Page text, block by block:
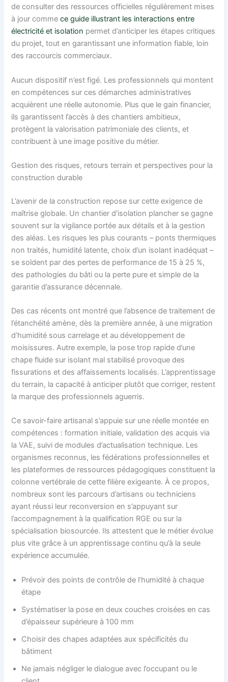
de consulter des ressources officielles régulièrement mises
à jour commece guide illustrant les interactions entre
électricité et isolation permet d’anticiper les étapes critiques
du projet, tout en garantissant une information fiable, loin
des raccourcis commerciaux.
Aucun dispositif n’est figé. Les professionnels qui montent
en compétences sur ces démarches administratives
acquièrent une réelle autonomie. Plus que le gain financier,
ils garantissent l’accès à des chantiers ambitieux,
protègent la valorisation patrimoniale des clients, et
contribuent à une image positive du métier.
Gestion des risques, retours terrain et perspectives pour la
construction durable
L’avenir de la construction repose sur cette exigence de
maîtrise globale. Un chantier d’isolation plancher se gagne
souvent sur la vigilance portée aux détails et à la gestion
des aléas. Les risques les plus courants – ponts thermiques
non traités, humidité latente, choix d’un isolant inadéquat –
se soldent par des pertes de performance de 15 à 25 %,
des pathologies du bâti ou la perte pure et simple de la
garantie d’assurance décennale.
Des cas récents ont montré que l’absence de traitement de
l’étanchéité amène, dès la première année, à une migration
d’humidité sous carrelage et au développement de
moisissures. Autre exemple, la pose trop rapide d’une
chape fluide sur isolant mal stabilisé provoque des
fissurations et des affaissements localisés. L’apprentissage
du terrain, la capacité à anticiper plutôt que corriger, restent
la marque des professionnels aguerris.
Ce savoir-faire artisanal s’appuie sur une réelle montée en
compétences : formation initiale, validation des acquis via
la VAE, suivi de modules d’actualisation technique. Les
organismes reconnus, les fédérations professionnelles et
les plateformes de ressources pédagogiques constituent la
colonne vertébrale de cette filière exigeante. À ce propos,
nombreux sont les parcours d’artisans ou techniciens
ayant réussi leur reconversion en s’appuyant sur
l’accompagnement à la qualification RGE ou sur la
spécialisation biosourcée. Ils attestent que le métier évolue
plus vite grâce à un apprentissage continu qu’à la seule
expérience accumulée.
Prévoir des points de contrôle de l’humidité à chaque
étape
Systématiser la pose en deux couches croisées en cas
d’épaisseur supérieure à 100 mm
Choisir des chapes adaptées aux spécificités du
bâtiment
Ne jamais négliger le dialogue avec l’occupant ou le